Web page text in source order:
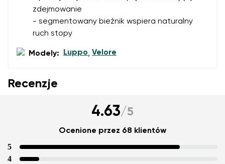
zdejmowanie
- segmentowany bieżnik wspiera naturalny
ruch stopy
Modely: Luppo, Velore
Recenzje
4.63/5
Ocenione przez 68 klientów
5
4